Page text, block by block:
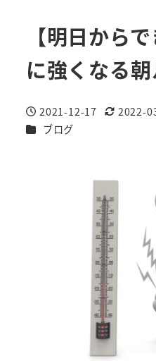
【明日から
に強くなる
投稿日
2021-12-17
更新日
2022-
カテゴリー
ブログ